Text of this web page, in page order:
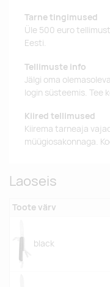
Tarne tingimused
Üle 500 euro
Eesti.
Tellimuste info
Jälgi oma
login süsteemis. Tee
Kiired tellimused
Kiirema tarneaja
müügiosakonnaga.
Laoseis
Toote värv
black